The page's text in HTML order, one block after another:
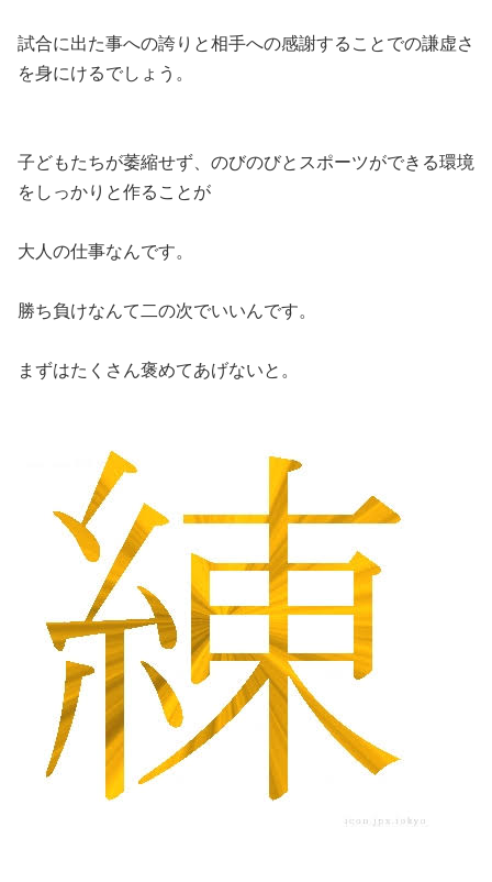
試合に出た事への誇りと相手への感謝することでの謙虚さ
を身にけるでしょう。
子どもたちが萎縮せず、のびのびとスポーツができる環境
をしっかりと作ることが
大人の仕事なんです。
勝ち負けなんて二の次でいいんです。
まずはたくさん褒めてあげないと。